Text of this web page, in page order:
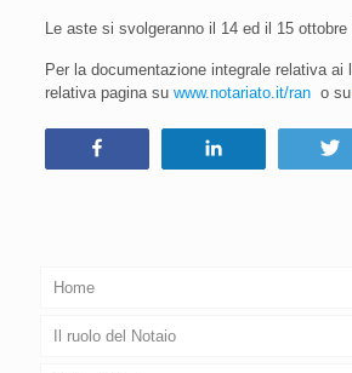
Le aste si svolgeranno il 14 ed il 15 ottobre
Per la documentazione integrale relativa
relativa pagina su www.notariato.it/rano su
Home
Il ruolo del Notaio